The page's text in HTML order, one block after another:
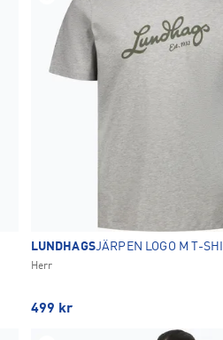
6
TA BORT ALLA OK
LUNDHAGSJÄRPEN LOGO M T-
Herr
499 kr